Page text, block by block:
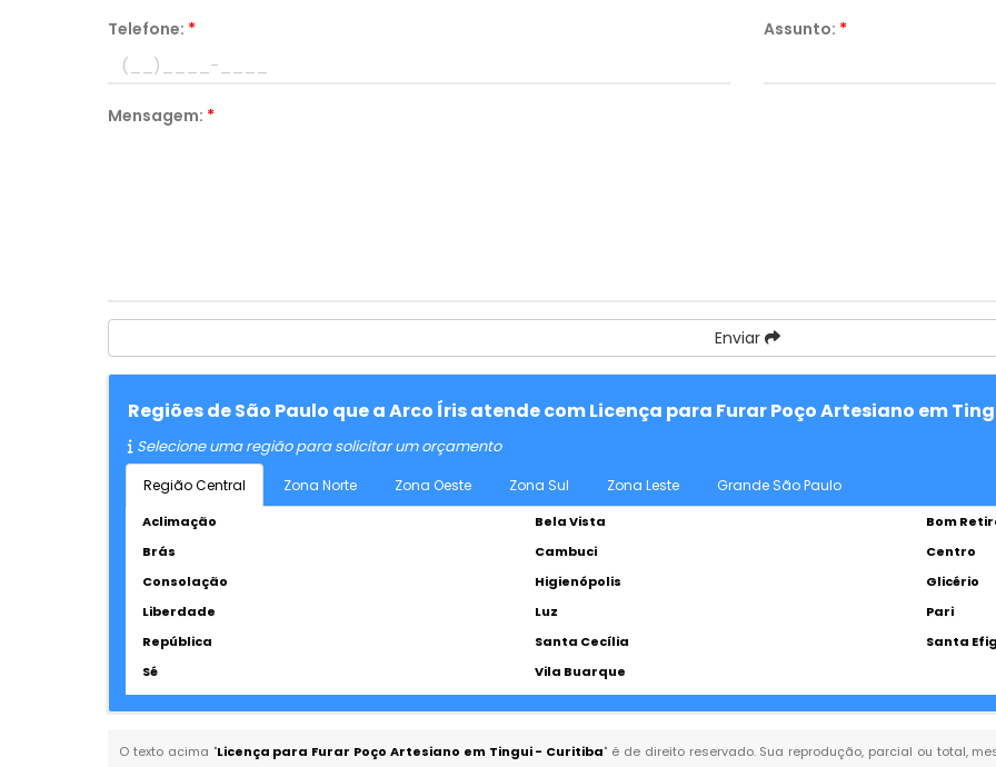
Telefone: * Assunto: *
Mensagem: *
Enviar
Regiões de São Paulo que a Arco Íris atende com Licença para Furar Poço Artesiano em
Selecione uma região para solicitar um orçamento
Região Central Zona Norte Zona Oeste Zona Sul Zona Leste Grande São Paulo
Aclimação Bela Vista
Bom
Brás
Cambuci
Centro
Consolação
Higienópolis
Glicério
Liberdade
Luz
Pari
República
Santa Cecília
Santa
Sé
Vila Buarque
O texto acima "Licença para Furar Poço Artesiano em Tingui - Curitiba" é de direito reservado. Sua reprodução, parcial ou total,